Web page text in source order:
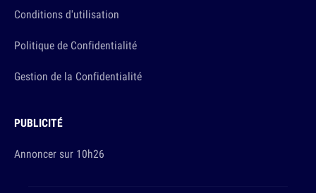
Conditions d'utilisation
Politique de Confidentialité
Gestion de la Confidentialité
PUBLICITÉ
Annoncer sur 10h26